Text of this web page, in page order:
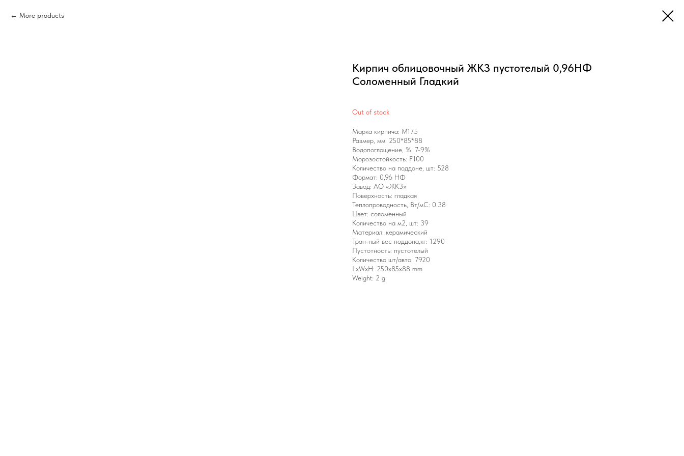
More products
Кирпич облицовочный ЖКЗ пустотелый 0,96НФ
Соломенный Гладкий
Out of stock
Марка кирпича: М175
Размер, мм: 250*85*88
Водопоглощение, %: 7-9%
Морозостойкость: F100
Количество на поддоне, шт: 528
Формат: 0,96 НФ
Завод: АО «ЖКЗ»
Поверхность: гладкая
Теплопроводность, Вт/мС: 0.38
Цвет: соломенный
Количество на м2, шт: 39
Материал: керамический
Тран-ный вес поддона,кг: 1290
Пустотность: пустотелый
Количество шт/авто: 7920
LxWxH: 250x85x88 mm
Weight: 2 g